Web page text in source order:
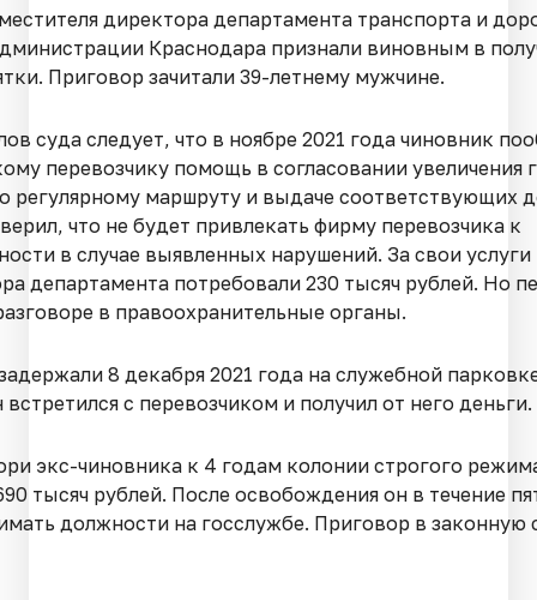
директора департамента транспорта и
Краснодара признали виновным в
Приговор зачитали 39-летнему мужчине.
суда следует, что в ноябре 2021 года чиновник
перевозчику помощь в согласовании увеличения
регулярному маршруту и выдаче соответствующих
что не будет привлекать фирму перевозчика к
в случае выявленных нарушений. За свои услуги
департамента потребовали 230 тысяч рублей. Но
в правоохранительные органы.
8 декабря 2021 года на служебной
встретился с перевозчиком и получил от него деньги.
экс-чиновника к 4 годам колонии строгого
тысяч рублей. После освобождения он в течение
должности на госслужбе. Приговор в законную